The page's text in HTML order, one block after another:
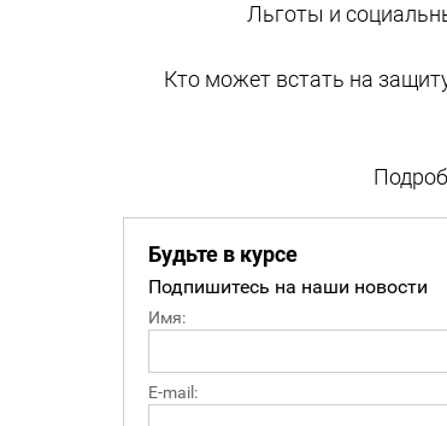
Льготы и
Кто может встать на
Будьте в курсе
Подпишитесь на наши новости
Имя:
E-mail: